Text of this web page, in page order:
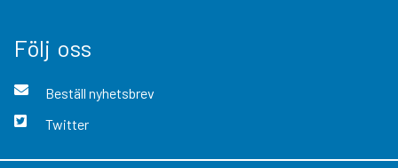
Följ oss
Beställ nyhetsbrev
Twitter